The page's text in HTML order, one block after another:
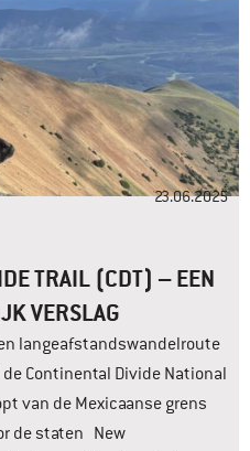
23.06.2025
TRAIL (CDT) – EEN
VERSLAG
langeafstandswandelroute
Continental Divide National
van de Mexicaanse grens
de staten New